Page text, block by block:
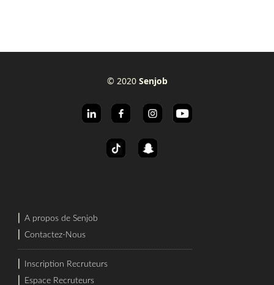
© 2020 Senjob
A propos de Senjob
Contactez-Nous
Inscription Recruteurs
Espace Recruteurs